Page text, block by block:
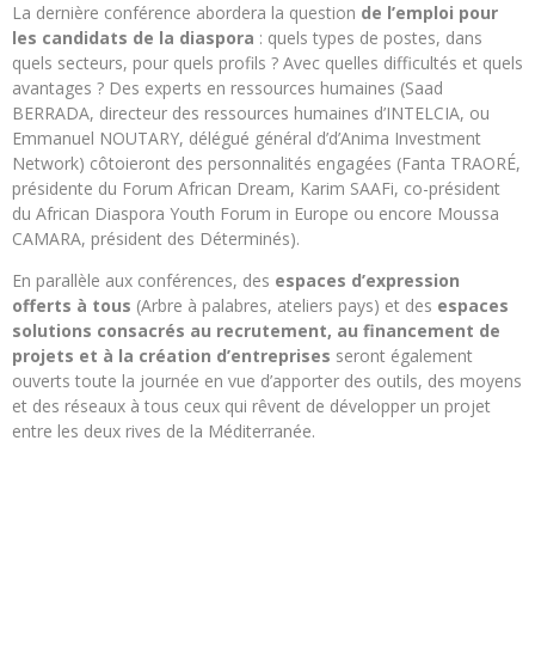
La dernière conférence abordera la question de l’emploi pour
les candidats de la diaspora : quels types de postes, dans
quels secteurs, pour quels profils ? Avec quelles difficultés et quels
avantages ? Des experts en ressources humaines (Saad
BERRADA, directeur des ressources humaines d’INTELCIA, ou
Emmanuel NOUTARY, délégué général d’d’Anima Investment
Network) côtoieront des personnalités engagées (Fanta TRAORÉ,
présidente du Forum African Dream, Karim SAAFi, co-président
du African Diaspora Youth Forum in Europe ou encore Moussa
CAMARA, président des Déterminés).
En parallèle aux conférences, des espaces d’expression
offerts à tous (Arbre à palabres, ateliers pays) et des espaces
solutions consacrés au recrutement, au financement de
projets et à la création d’entreprises seront également
ouverts toute la journée en vue d’apporter des outils, des moyens
et des réseaux à tous ceux qui rêvent de développer un projet
entre les deux rives de la Méditerranée.